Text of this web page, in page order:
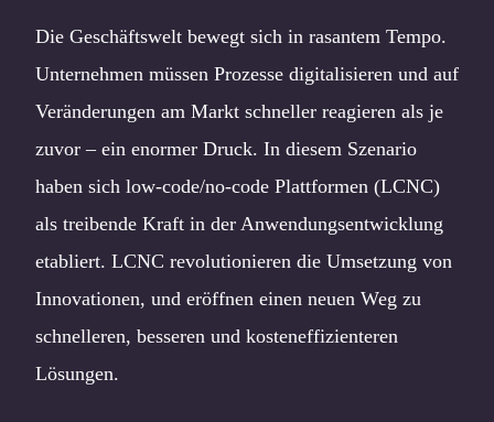
Die Geschäftswelt bewegt sich in rasantem Tempo.
Unternehmen müssen Prozesse digitalisieren und auf
Veränderungen am Markt schneller reagieren als je
zuvor – ein enormer Druck. In diesem Szenario
haben sich low-code/no-code Plattformen (LCNC)
als treibende Kraft in der Anwendungsentwicklung
etabliert. LCNC revolutionieren die Umsetzung von
Innovationen, und eröffnen einen neuen Weg zu
schnelleren, besseren und kosteneffizienteren
Lösungen.